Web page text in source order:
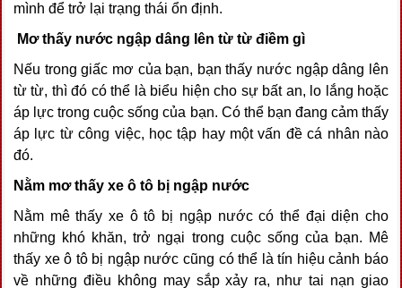
mình để trở lại trạng thái ổn định.
Mơ thấy nước ngập dâng lên từ từ điềm gì
Nếu trong giấc mơ của bạn, bạn thấy nước ngập dâng lên
từ từ, thì đó có thể là biểu hiện cho sự bất an, lo lắng hoặc
áp lực trong cuộc sống của bạn. Có thể bạn đang cảm thấy
áp lực từ công việc, học tập hay một vấn đề cá nhân nào
đó.
Nằm mơ thấy xe ô tô bị ngập nước
Nằm mê thấy xe ô tô bị ngập nước có thể đại diện cho
những khó khăn, trở ngại trong cuộc sống của bạn. Mê
thấy xe ô tô bị ngập nước cũng có thể là tín hiệu cảnh báo
về những điều không may sắp xảy ra, như tai nạn giao